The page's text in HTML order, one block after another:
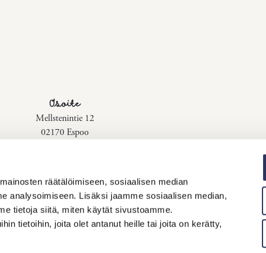
räätälöimiseen, sosiaalisen median
analysoimiseen. Lisäksi jaamme sosiaalisen median,
tietoja siitä, miten käytät sivustoamme.
tietoihin, joita olet antanut heille tai joita on kerätty,
Osoite
Mellstenintie 12
02170 Espoo
010 229 3060
Puhelut ohjautuvat Strindberg